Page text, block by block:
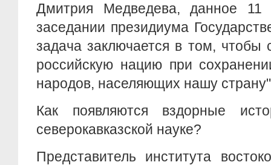
Дмитрия Медведева, данное
заседании президиума
задача заключается в том, чтобы
российскую нацию при
народов, населяющих нашу
Как появляются вздорные
северокавказской науке?
Представитель института